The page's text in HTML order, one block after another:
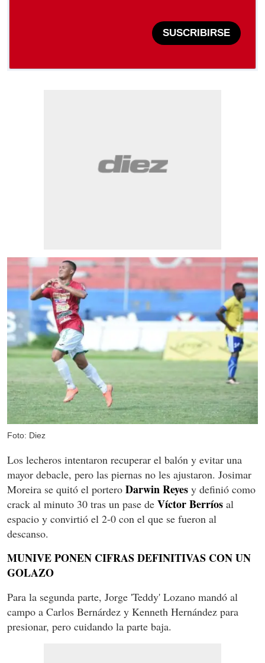
SUSCRIBIRSE
Foto: Diez
Los lecheros intentaron recuperar el balón y evitar una
mayor debacle, pero las piernas no les ajustaron. Josimar
Moreira se quitó el portero Darwin Reyes y definió como
crack al minuto 30 tras un pase de Víctor Berríos al
espacio y convirtió el 2-0 con el que se fueron al
descanso.
MUNIVE PONEN CIFRAS DEFINITIVAS CON UN
GOLAZO
Para la segunda parte, Jorge 'Teddy' Lozano mandó al
campo a Carlos Bernárdez y Kenneth Hernández para
presionar, pero cuidando la parte baja.